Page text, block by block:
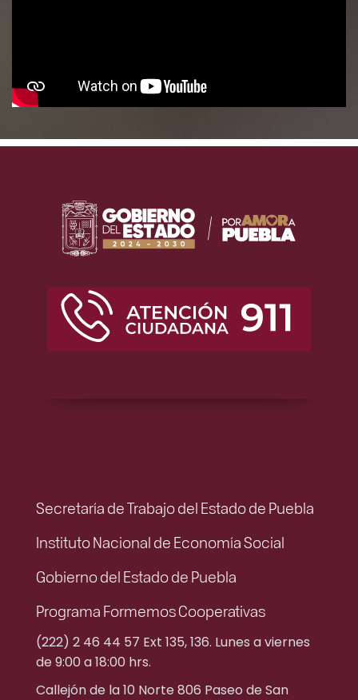
Secretaría de Trabajo del Estado de Puebla
Instituto Nacional de Economía Social
Gobierno del Estado de Puebla
Programa Formemos Cooperativas
(222) 2 46 44 57 Ext 135, 136. Lunes a viernes
de 9:00 a 18:00 hrs.
Callejón de la 10 Norte 806 Paseo de San